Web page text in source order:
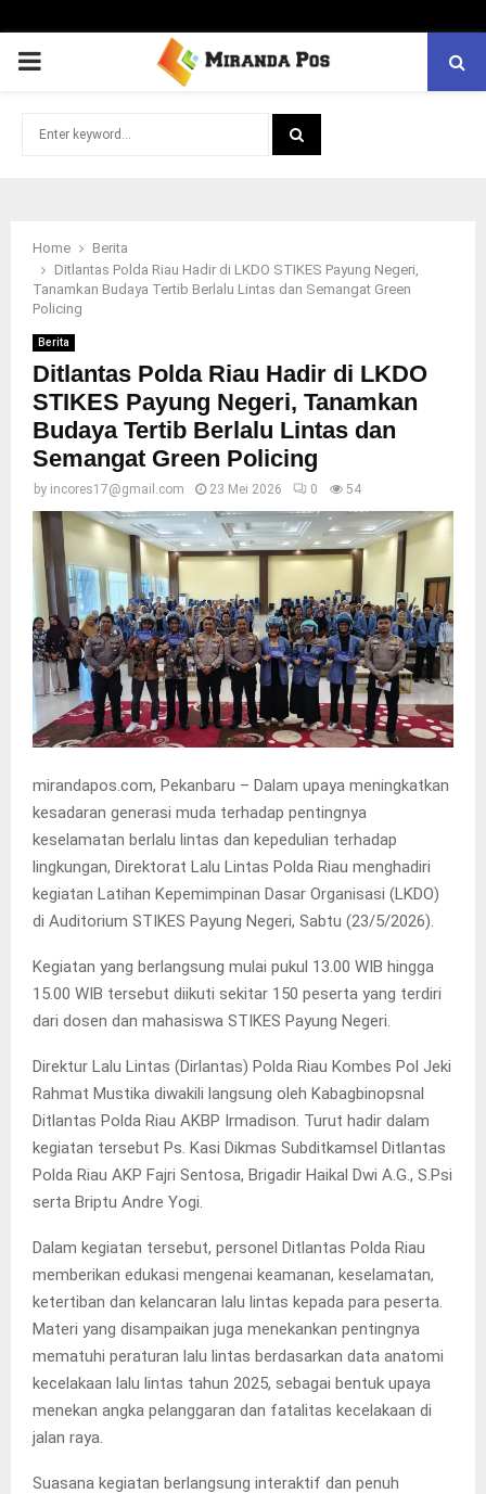
PRIMARY
Home
Berita
Ditlantas Polda Riau Hadir di LKDO STIKES Payung Negeri,
Tanamkan Budaya Tertib Berlalu Lintas dan Semangat Green
Policing
Berita
Ditlantas Polda Riau Hadir di LKDO
STIKES Payung Negeri, Tanamkan
Budaya Tertib Berlalu Lintas dan
Semangat Green Policing
by incores17@gmail.com 23 Mei 2026 0 54
mirandapos.com, Pekanbaru – Dalam upaya meningkatkan
kesadaran generasi muda terhadap pentingnya
keselamatan berlalu lintas dan kepedulian terhadap
lingkungan, Direktorat Lalu Lintas Polda Riau menghadiri
kegiatan Latihan Kepemimpinan Dasar Organisasi (LKDO)
di Auditorium STIKES Payung Negeri, Sabtu (23/5/2026).
Kegiatan yang berlangsung mulai pukul 13.00 WIB hingga
15.00 WIB tersebut diikuti sekitar 150 peserta yang terdiri
dari dosen dan mahasiswa STIKES Payung Negeri.
Direktur Lalu Lintas (Dirlantas) Polda Riau Kombes Pol Jeki
Rahmat Mustika diwakili langsung oleh Kabagbinopsnal
Ditlantas Polda Riau AKBP Irmadison. Turut hadir dalam
kegiatan tersebut Ps. Kasi Dikmas Subditkamsel Ditlantas
Polda Riau AKP Fajri Sentosa, Brigadir Haikal Dwi A.G., S.Psi
serta Briptu Andre Yogi.
Dalam kegiatan tersebut, personel Ditlantas Polda Riau
memberikan edukasi mengenai keamanan, keselamatan,
ketertiban dan kelancaran lalu lintas kepada para peserta.
Materi yang disampaikan juga menekankan pentingnya
mematuhi peraturan lalu lintas berdasarkan data anatomi
kecelakaan lalu lintas tahun 2025, sebagai bentuk upaya
menekan angka pelanggaran dan fatalitas kecelakaan di
jalan raya.
Suasana kegiatan berlangsung interaktif dan penuh